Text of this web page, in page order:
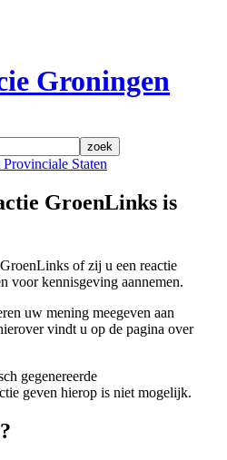
zoek
Staten
GroenLinks is
of zij u een reactie
voor kennisgeving aannemen.
uw mening meegeven aan
vindt u op de pagina over
gegenereerde
geven hierop is niet mogelijk.